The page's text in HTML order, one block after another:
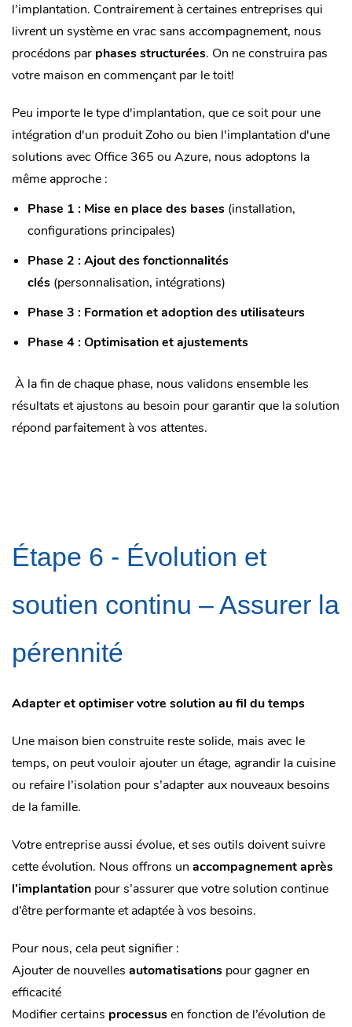
l’implantation. Contrairement à certaines entreprises qui
livrent un système en vrac sans accompagnement, nous
procédons par phases structurées. On ne construira pas
votre maison en commençant par le toit!
Peu importe le type d'implantation, que ce soit pour une
intégration d'un produit Zoho ou bien l'implantation d'une
solutions avec Office 365 ou Azure, nous adoptons la
même approche :
Phase 1 : Mise en place des bases (installation,
configurations principales)
Phase 2 : Ajout des fonctionnalités
clés (personnalisation, intégrations)
Phase 3 : Formation et adoption des utilisateurs
Phase 4 : Optimisation et ajustements
À la fin de chaque phase, nous validons ensemble les
résultats et ajustons au besoin pour garantir que la solution
répond parfaitement à vos attentes.
Étape 6 - Évolution et
soutien continu – Assurer la
pérennité
Adapter et optimiser votre solution au fil du temps
Une maison bien construite reste solide, mais avec le
temps, on peut vouloir ajouter un étage, agrandir la cuisine
ou refaire l’isolation pour s’adapter aux nouveaux besoins
de la famille.
Votre entreprise aussi évolue, et ses outils doivent suivre
cette évolution. Nous offrons un accompagnement après
l’implantation pour s’assurer que votre solution continue
d’être performante et adaptée à vos besoins.
Pour nous, cela peut signifier :
Ajouter de nouvelles automatisations pour gagner en
efficacité
Modifier certains processusen fonction de l’évolution de